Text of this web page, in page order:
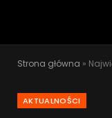
Strona główna » Największe
AKTUALNOŚCI